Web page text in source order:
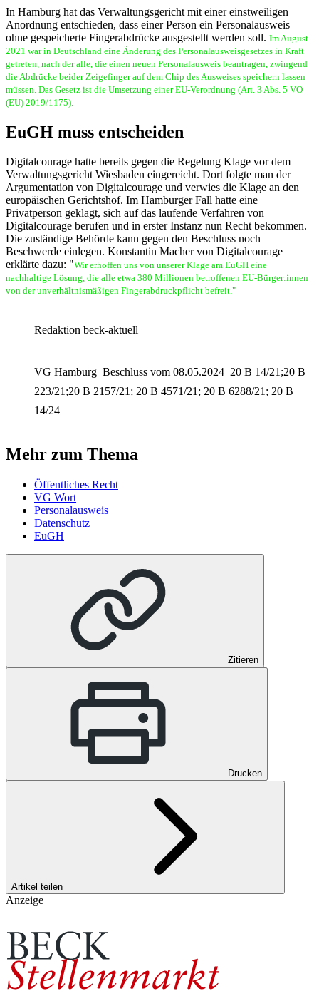
In Hamburg hat das Verwaltungsgericht mit einer einstweiligen
Anordnung entschieden, dass einer Person ein Personalausweis
ohne gespeicherte Fingerabdrücke ausgestellt werden soll. Im August
2021 war in Deutschland eine Änderung des Personalausweisgesetzes in Kraft
getreten, nach der alle, die einen neuen Personalausweis beantragen, zwingend
die Abdrücke beider Zeigefinger auf dem Chip des Ausweises speichern lassen
müssen. Das Gesetz ist die Umsetzung einer EU-Verordnung (Art. 3 Abs. 5 VO
(EU) 2019/1175).
EuGH muss entscheiden
Digitalcourage hatte bereits gegen die Regelung Klage vor dem
Verwaltungsgericht Wiesbaden eingereicht. Dort folgte man der
Argumentation von Digitalcourage und verwies die Klage an den
europäischen Gerichtshof. Im Hamburger Fall hatte eine
Privatperson geklagt, sich auf das laufende Verfahren von
Digitalcourage berufen und in erster Instanz nun Recht bekommen.
Die zuständige Behörde kann gegen den Beschluss noch
Beschwerde einlegen. Konstantin Macher von Digitalcourage
erklärte dazu: "Wir erhoffen uns von unserer Klage am EuGH eine
nachhaltige Lösung, die alle etwa 380 Millionen betroffenen EU-Bürger:innen
von der unverhältnismäßigen Fingerabdruckpflicht befreit."
Redaktion beck-aktuell
VG Hamburg Beschluss vom 08.05.2024 20 B 14/21;20 B
223/21;20 B 2157/21; 20 B 4571/21; 20 B 6288/21; 20 B
14/24
Mehr zum Thema
Öffentliches Recht
VG Wort
Personalausweis
Datenschutz
EuGH
Zitieren
Drucken
Artikel teilen
Anzeige